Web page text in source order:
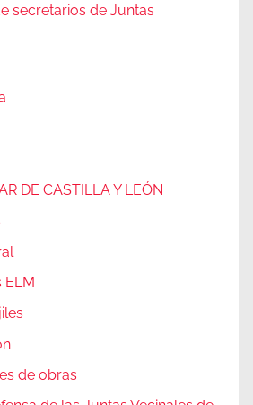
secretarios de Juntas
DE CASTILLA Y LEÓN
ELM
de obras